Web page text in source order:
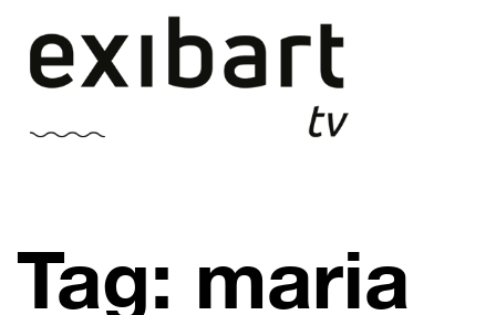
contenuto
Tag: maria